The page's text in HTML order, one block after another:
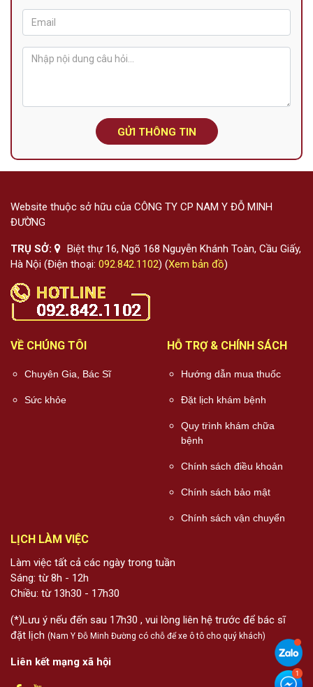
GỬI THÔNG TIN
Website thuộc sở hữu của CÔNG TY CP NAM Y ĐỖ MINH
ĐƯỜNG
TRỤ SỞ:
Biệt thự 16, Ngõ 168 Nguyễn Khánh Toàn, Cầu Giấy,
Hà Nội (Điện thoại: 092.842.1102) (Xem bản đồ)
VỀ CHÚNG TÔI
Chuyên Gia, Bác Sĩ
Sức khỏe
HỖ TRỢ & CHÍNH SÁCH
Hướng dẫn mua thuốc
Đặt lịch khám bệnh
Quy trình khám chữa
bệnh
Chính sách điều khoản
Chính sách bảo mật
Chính sách vận chuyển
LỊCH LÀM VIỆC
Làm việc tất cả các ngày trong tuần
Sáng: từ 8h - 12h
Chiều: từ 13h30 - 17h30
(*)Lưu ý nếu đến sau 17h30 , vui lòng liên hệ trước để bác sĩ
đặt lịch (Nam Y Đỗ Minh Đường có chỗ để xe ô tô cho quý khách)
Liên kết mạng xã hội